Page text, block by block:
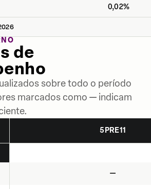
0,02%
de
sobre todo o período
marcados como — indicam
5PRE11
—